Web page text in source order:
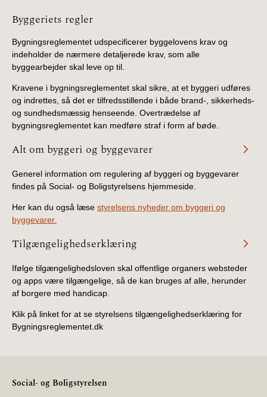
Information
Byggeriets regler
Bygningsreglementet udspecificerer byggelovens krav og
indeholder de nærmere detaljerede krav, som alle
byggearbejder skal leve op til.
Kravene i bygningsreglementet skal sikre, at et byggeri udføres
og indrettes, så det er tilfredsstillende i både brand-, sikkerheds-
og sundhedsmæssig henseende. Overtrædelse af
bygningsreglementet kan medføre straf i form af bøde.
Alt om byggeri og byggevarer
Generel information om regulering af byggeri og byggevarer
findes på Social- og Boligstyrelsens hjemmeside.
Her kan du også læse styrelsens nyheder om byggeri og
byggevarer.
Tilgængelighedserklæring
Ifølge tilgængelighedsloven skal offentlige organers websteder
og apps være tilgængelige, så de kan bruges af alle, herunder
af borgere med handicap.
Klik på linket for at se styrelsens tilgængelighedserklæring for
Bygningsreglementet.dk
Social- og Boligstyrelsen